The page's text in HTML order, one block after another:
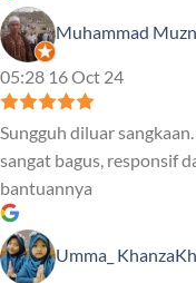
Muhammad
05:28 16 Oct 24
Sungguh diluar
sangat bagus, responsif
bantuannya
Umma_